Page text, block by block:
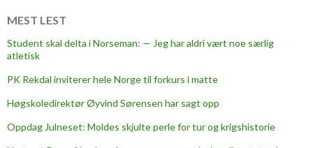
w
e
n
w
MEST LEST
Student skal delta i Norseman: — Jeg har aldri vært noe særlig
atletisk
PK Rekdal inviterer hele Norge til forkurs i matte
Høgskoledirektør Øyvind Sørensen har sagt opp
Oppdag Julneset: Moldes skjulte perle for tur og krigshistorie